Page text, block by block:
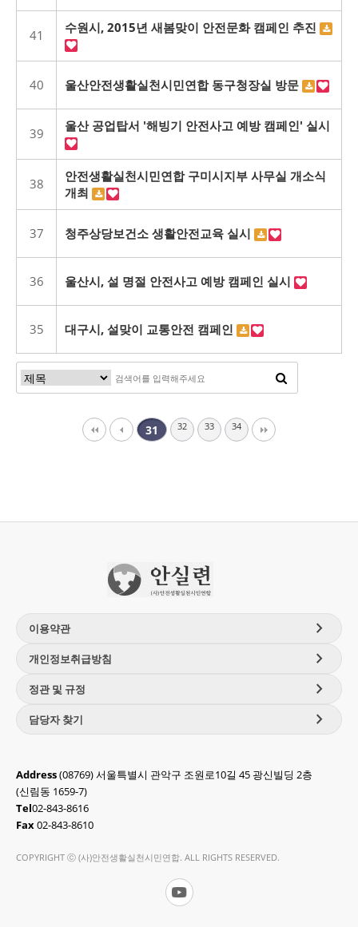
41 수원시, 2015년 새봄맞이 안전문화 캠페인 추진
40 울산안전생활실천시민연합 동구청장실 방문
39 울산 공업탑서 '해빙기 안전사고 예방 캠페인' 실시
38
안전생활실천시민연합 구미시지부 사무실 개소식
개최
37 청주상당보건소 생활안전교육 실시
36 울산시, 설 명절 안전사고 예방 캠페인 실시
35 대구시, 설맞이 교통안전 캠페인
31 32 33 34
이용약관 chevron_right
개인정보취급방침 chevron_right
정관 및 규정 chevron_right
담당자 찾기 chevron_right
Address(08769) 서울특별시 관악구 조원로10길 45 광신빌딩 2층
(신림동 1659-7)
Tel02-843-8616
Fax02-843-8610
COPYRIGHT ⓒ (사)안전생활실천시민연합. ALL RIGHTS RESERVED.